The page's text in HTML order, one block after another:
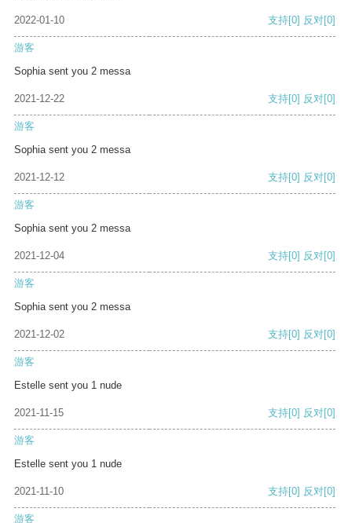
2022-01-10 支持[0] 反对[0]
游客
Sophia sent you 2 messa
2021-12-22 支持[0] 反对[0]
游客
Sophia sent you 2 messa
2021-12-12 支持[0] 反对[0]
游客
Sophia sent you 2 messa
2021-12-04 支持[0] 反对[0]
游客
Sophia sent you 2 messa
2021-12-02 支持[0] 反对[0]
游客
Estelle sent you 1 nude
2021-11-15 支持[0] 反对[0]
游客
Estelle sent you 1 nude
2021-11-10 支持[0] 反对[0]
游客